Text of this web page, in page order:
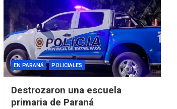
EN PARANÁ POLICIALES
Destrozaron una escuela
primaria de Paraná